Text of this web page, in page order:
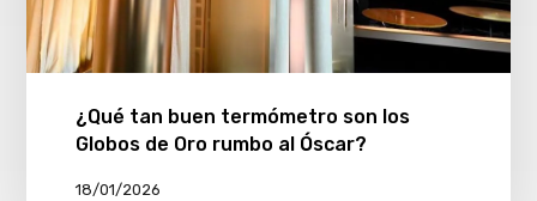
¿Qué tan buen termómetro son los
Globos de Oro rumbo al Óscar?
18/01/2026